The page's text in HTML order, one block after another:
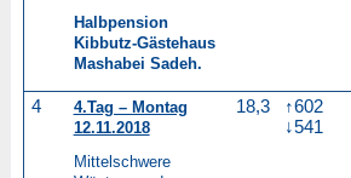
Halbpension
Kibbutz-Gästehaus
Mashabei Sadeh.
4
4.Tag – Montag
12.11.2018
Mittelschwere
18,3
↑602
↓541